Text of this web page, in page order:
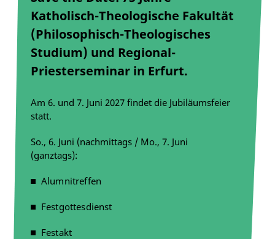
Katholisch-Theologische Fakultät
(Philosophisch-Theologisches
Studium) und Regional-
Priesterseminar in Erfurt.
Am 6. und 7. Juni 2027 findet die Jubiläumsfeier
statt.
So., 6. Juni (nachmittags / Mo., 7. Juni
(ganztags):
Alumnitreffen
Festgottesdienst
Festakt